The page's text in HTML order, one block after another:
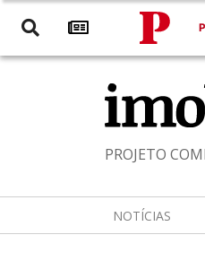
PROJETO
NOTÍCIAS